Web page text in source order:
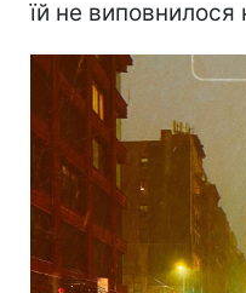
їй не виповнилося